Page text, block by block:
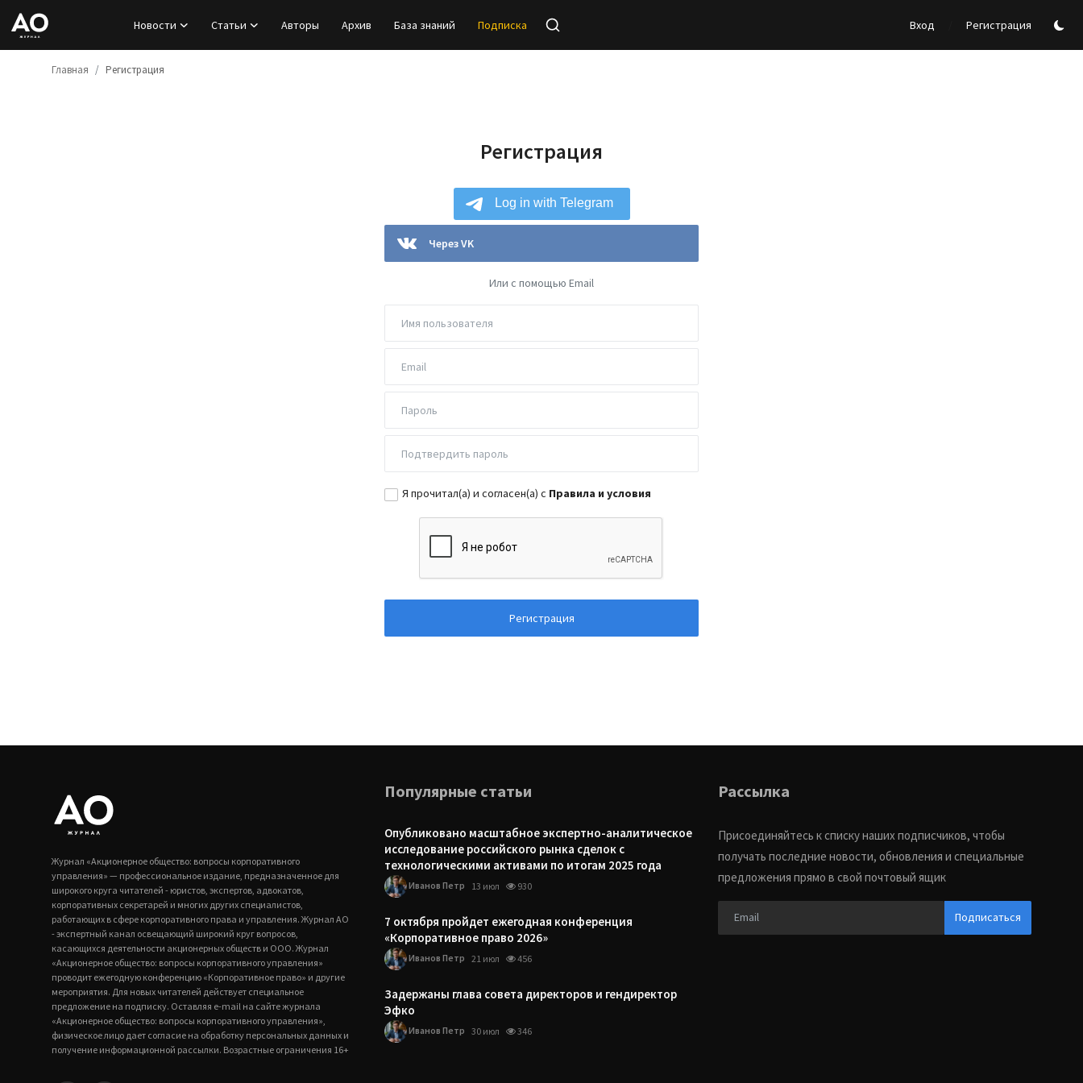
Новости Статьи Авторы Архив База знаний Подписка Вход Регистрация
Главная Регистрация
Регистрация
Через VK
Или с помощью Email
Я прочитал(а) и согласен(а) с Правила и условия
Регистрация
Журнал «Акционерное общество: вопросы корпоративного
управления» — профессиональное издание, предназначенное для
широкого круга читателей - юристов, экспертов, адвокатов,
корпоративных секретарей и многих других специалистов,
работающих в сфере корпоративного права и управления. Журнал АО
- экспертный канал освещающий широкий круг вопросов,
касающихся деятельности акционерных обществ и ООО. Журнал
«Акционерное общество: вопросы корпоративного управления»
проводит ежегодную конференцию «Корпоративное право» и другие
мероприятия. Для новых читателей действует специальное
предложение на подписку. Оставляя e-mail на сайте журнала
«Акционерное общество: вопросы корпоративного управления»,
физическое лицо дает согласие на обработку персональных данных и
получение информационной рассылки. Возрастные ограничения 16+
Популярные статьи
Опубликовано масштабное экспертно-аналитическое
исследование российского рынка сделок с
технологическими активами по итогам 2025 года
Иванов Петр 13 июл 930
7 октября пройдет ежегодная конференция
«Корпоративное право 2026»
Иванов Петр 21 июл 456
Задержаны глава совета директоров и гендиректор
Эфко
Иванов Петр 30 июл 346
Рассылка
Присоединяйтесь к списку наших подписчиков, чтобы
получать последние новости, обновления и специальные
предложения прямо в свой почтовый ящик
Подписаться